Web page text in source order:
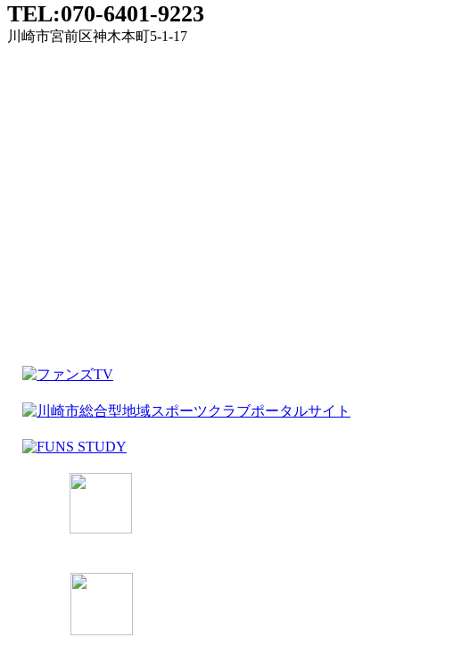
TEL:070-6401-9223
川崎市宮前区神木本町5-1-17